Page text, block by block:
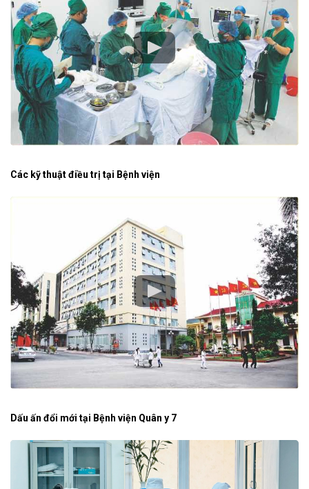
Các kỹ thuật điều trị tại Bệnh viện
Dấu ấn đổi mới tại Bệnh viện Quân y 7